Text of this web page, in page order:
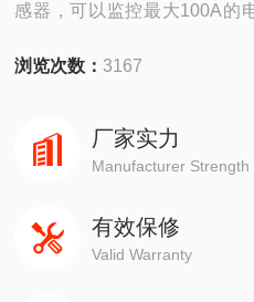
感器，可以监控最大100A的
浏览次数：3167
厂家实力
Manufacturer Strength
有效保修
Valid Warranty